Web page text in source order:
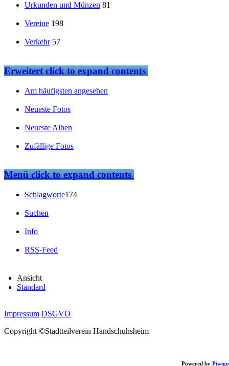
Powered by Piwigo
Urkunden und Münzen 81
Vereine 198
Verkehr 57
Erweitertclick to expand contents
Am häufigsten angesehen
Neueste Fotos
Neueste Alben
Zufällige Fotos
Menüclick to expand contents
Schlagworte174
Suchen
Info
RSS-Feed
Ansicht
Standard
Impressum DSGVO
Copyright ©Stadtteilverein Handschuhsheim